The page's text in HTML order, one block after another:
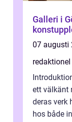
Galleri i
07 augusti
redaktionel
ett välkänt
deras verk
hos både